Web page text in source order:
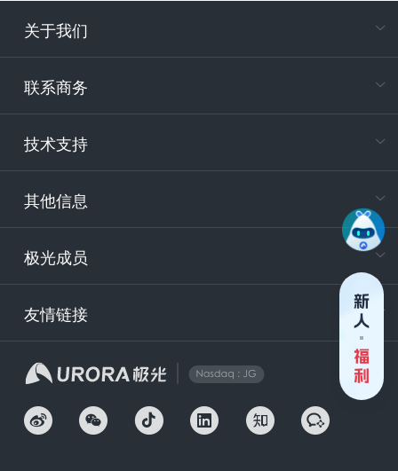
关于我们
联系商务
技术支持
其他信息
极光成员
友情链接
电
400-
技
安
企